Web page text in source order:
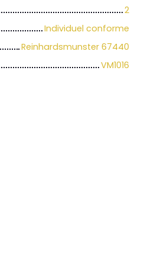
2
Individuel conforme
Reinhardsmunster 67440
VM1016